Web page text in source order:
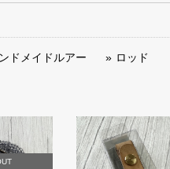
ドメイドルアー ロッド